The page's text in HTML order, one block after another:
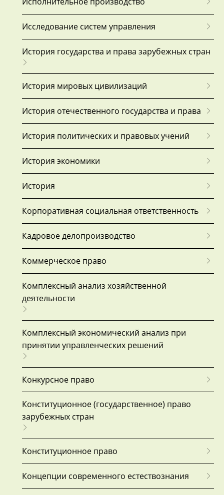
Исследование систем управления
История государства и права зарубежных стран
История мировых цивилизаций
История отечественного государства и права
История политических и правовых учений
История экономики
История
Корпоративная социальная ответственность
Кадровое делопроизводство
Коммерческое право
Комплексный анализ хозяйственной
деятельности
Комплексный экономический анализ при
принятии управленческих решений
Конкурсное право
Конституционное (государственное) право
зарубежных стран
Конституционное право
Концепции современного естествознания